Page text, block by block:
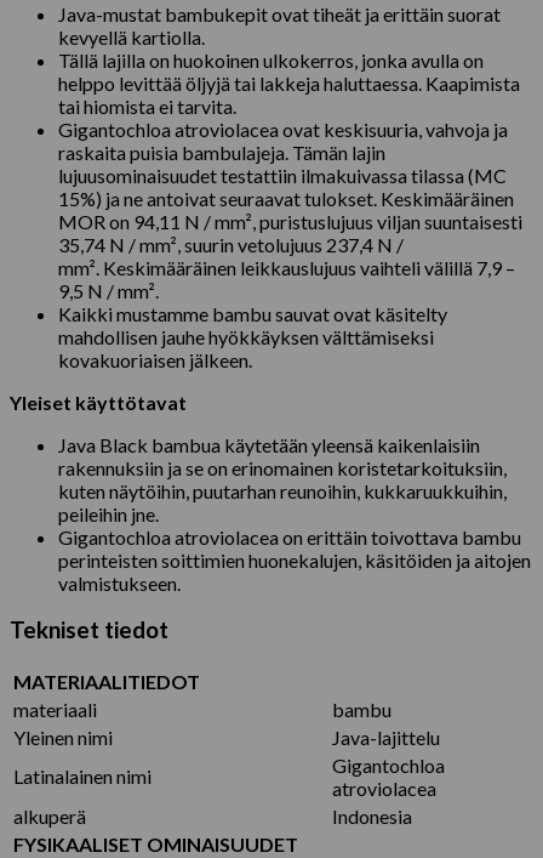
Java-mustat bambukepit ovat tiheät ja erittäin suorat
kevyellä kartiolla.
Tällä lajilla on huokoinen ulkokerros, jonka avulla on
helppo levittää öljyjä tai lakkeja haluttaessa. Kaapimista
tai hiomista ei tarvita.
Gigantochloa atroviolacea ovat keskisuuria, vahvoja ja
raskaita puisia bambulajeja. Tämän lajin
lujuusominaisuudet testattiin ilmakuivassa tilassa (MC
15%) ja ne antoivat seuraavat tulokset. Keskimääräinen
MOR on 94,11 N / mm², puristuslujuus viljan suuntaisesti
35,74 N / mm², suurin vetolujuus 237,4 N /
mm². Keskimääräinen leikkauslujuus vaihteli välillä 7,9 –
9,5 N / mm².
Kaikki mustamme bambu sauvat ovat käsitelty
mahdollisen jauhe hyökkäyksen välttämiseksi
kovakuoriaisen jälkeen.
Yleiset käyttötavat
Java Black bambua käytetään yleensä kaikenlaisiin
rakennuksiin ja se on erinomainen koristetarkoituksiin,
kuten näytöihin, puutarhan reunoihin, kukkaruukkuihin,
peileihin jne.
Gigantochloa atroviolacea on erittäin toivottava bambu
perinteisten soittimien huonekalujen, käsitöiden ja aitojen
valmistukseen.
Tekniset tiedot
MATERIAALITIEDOT
materiaali
bambu
Yleinen nimi
Java-lajittelu
Latinalainen nimi
Gigantochloa
atroviolacea
alkuperä
Indonesia
FYSIKAALISET OMINAISUUDET